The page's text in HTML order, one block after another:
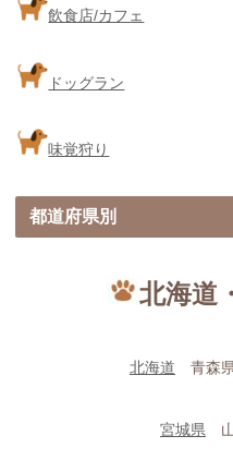
飲食店/カフェ
ドッグラン
味覚狩り
都道府県別
北海道
北海道 青森
宮城県